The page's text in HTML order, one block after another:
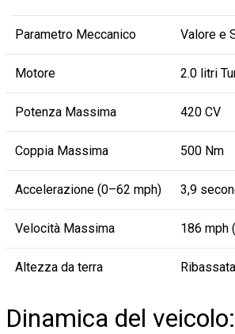
Parametro Meccanico Valore e
Motore 2.0 litri
Potenza Massima 420 CV
Coppia Massima 500 Nm
Accelerazione (0–62 mph) 3,9
Velocità Massima 186 mph
Altezza da terra
Dinamica del